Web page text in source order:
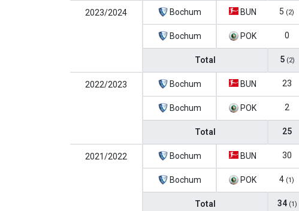
2023/2024 Bochum BUN 5 (2)
Bochum POK 0
Total 5 (2)
2022/2023 Bochum BUN 23
Bochum POK 2
Total 25
2021/2022 Bochum BUN 30
Bochum POK 4 (1)
Total 34 (1)